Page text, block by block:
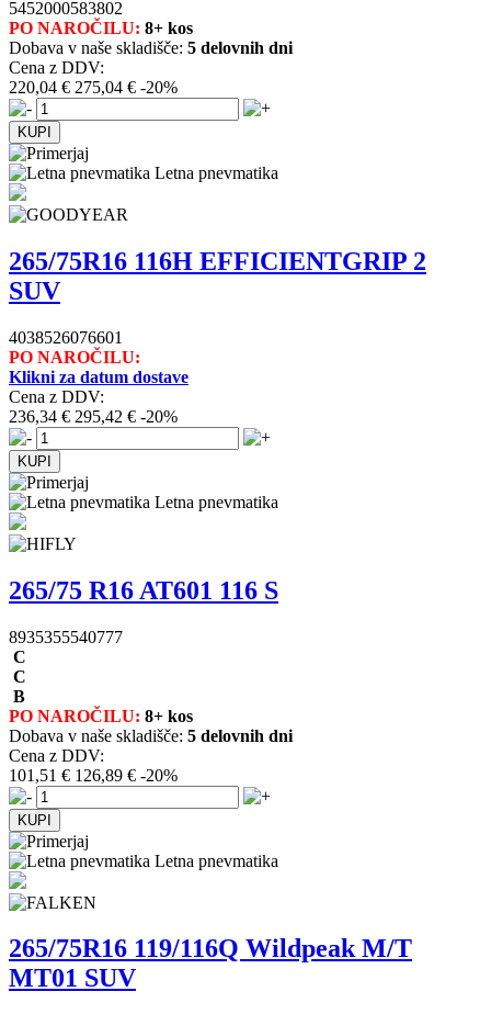
5452000583802
PO NAROČILU: 8+ kos
Dobava v naše skladišče: 5 delovnih dni
Cena z DDV:
220,04 € 275,04 € -20%
Letna pnevmatika
265/75R16 116H EFFICIENTGRIP 2
SUV
4038526076601
PO NAROČILU:
Klikni za datum dostave
Cena z DDV:
236,34 € 295,42 € -20%
Letna pnevmatika
265/75 R16 AT601 116 S
8935355540777
C
C
B
PO NAROČILU: 8+ kos
Dobava v naše skladišče: 5 delovnih dni
Cena z DDV:
101,51 € 126,89 € -20%
Letna pnevmatika
265/75R16 119/116Q Wildpeak M/T
MT01 SUV